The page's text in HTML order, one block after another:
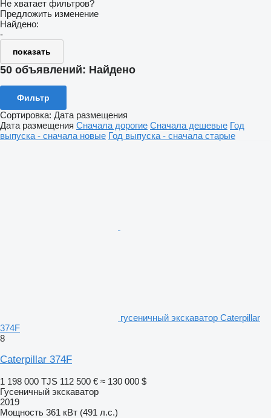
Не хватает фильтров?
Предложить изменение
Найдено:
-
показать
50 объявлений: Найдено
Фильтр
Сортировка: Дата размещения
Дата размещения Сначала дорогие Сначала дешевые Год
выпуска - сначала новые Год выпуска - сначала старые
гусеничный экскаватор Caterpillar
374F
8
Caterpillar 374F
1 198 000 TJS 112 500 € ≈ 130 000 $
Гусеничный экскаватор
2019
Мощность 361 кВт (491 л.с.)